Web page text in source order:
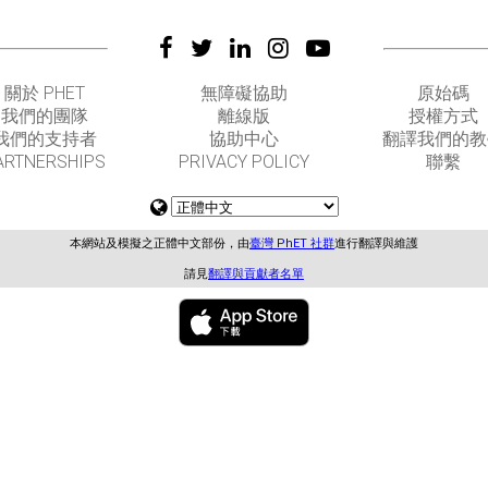
關於 PHET
我們的團隊
們的支持者
無障礙協助
離線版
協助中心
PRIVACY POLICY
原始碼
授權方式
翻譯我們的
聯繫
本網站及模擬之正體中文部份，由臺灣 PhET 社群進行翻譯與維護
請見翻譯與貢獻者名單